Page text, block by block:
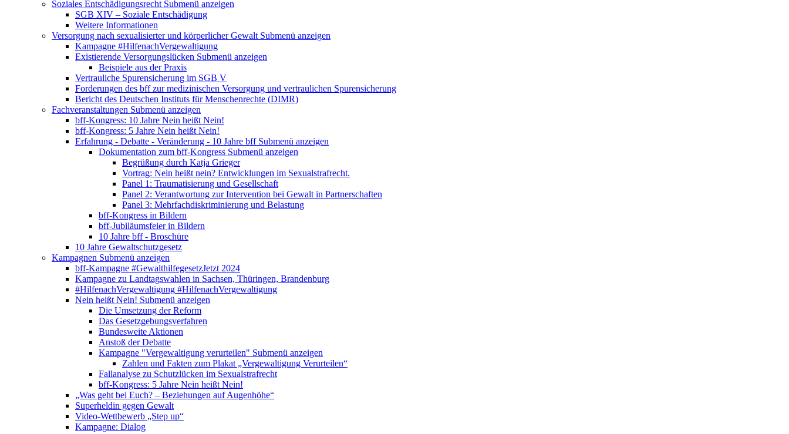
Soziales Entschädigungsrecht Submenü anzeigen
SGB XIV – Soziale Entschädigung
Weitere Informationen
Versorgung nach sexualisierter und körperlicher Gewalt Submenü anzeigen
Kampagne #HilfenachVergewaltigung
Existierende Versorgungslücken Submenü anzeigen
Beispiele aus der Praxis
Vertrauliche Spurensicherung im SGB V
Forderungen des bff zur medizinischen Versorgung und vertraulichen Spurensicherung
Bericht des Deutschen Instituts für Menschenrechte (DIMR)
Fachveranstaltungen Submenü anzeigen
bff-Kongress: 10 Jahre Nein heißt Nein!
bff-Kongress: 5 Jahre Nein heißt Nein!
Erfahrung - Debatte - Veränderung - 10 Jahre bff Submenü anzeigen
Dokumentation zum bff-Kongress Submenü anzeigen
Begrüßung durch Katja Grieger
Vortrag: Nein heißt nein? Entwicklungen im Sexualstrafrecht.
Panel 1: Traumatisierung und Gesellschaft
Panel 2: Verantwortung zur Intervention bei Gewalt in Partnerschaften
Panel 3: Mehrfachdiskriminierung und Belastung
bff-Kongress in Bildern
bff-Jubiläumsfeier in Bildern
10 Jahre bff - Broschüre
10 Jahre Gewaltschutzgesetz
Kampagnen Submenü anzeigen
bff-Kampagne #GewalthilfegesetzJetzt 2024
Kampagne zu Landtagswahlen in Sachsen, Thüringen, Brandenburg
#HilfenachVergewaltigung #HilfenachVergewaltigung
Nein heißt Nein! Submenü anzeigen
Die Umsetzung der Reform
Das Gesetzgebungsverfahren
Bundesweite Aktionen
Anstoß der Debatte
Kampagne "Vergewaltigung verurteilen" Submenü anzeigen
Zahlen und Fakten zum Plakat „Vergewaltigung Verurteilen“
Fallanalyse zu Schutzlücken im Sexualstrafrecht
bff-Kongress: 5 Jahre Nein heißt Nein!
„Was geht bei Euch? – Beziehungen auf Augenhöhe“
Superheldin gegen Gewalt
Video-Wettbewerb „Step up“
Kampagne: Dialog